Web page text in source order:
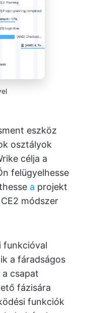
eszköz
osztályok
célja a
felügyelhesse
a projekt
módszer
funkcióval
a fáradságos
csapat
fázisára
funkciók